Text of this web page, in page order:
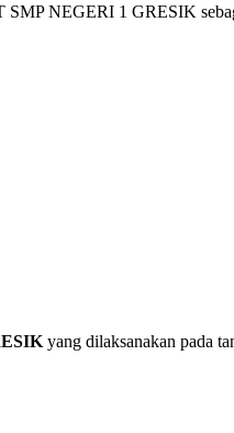
SMP NEGERI 1 GRESIK
yang dilaksanakan pada